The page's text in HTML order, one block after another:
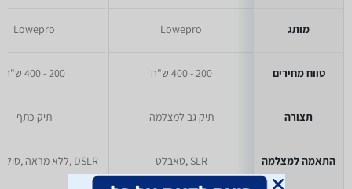
מותג
טווח מחירים
תצורה
התאמה למצלמה
Lowepro
200 - 400 ש"ח
תיק גב למצלמה
SLR ,טאבלט
Lowepro
200 - 400 ש"ח
תיק כתף